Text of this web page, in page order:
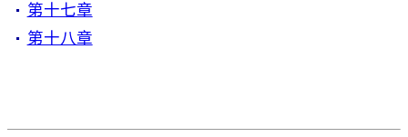
第十七章
第十八章